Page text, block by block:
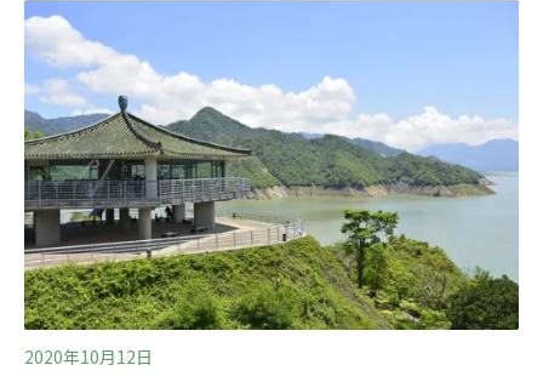
田圳路，因停止取水完全乾涸，其中的生物紛紛死亡。乾
渴的頭前溪流域 誰取走了水頭前溪是新竹地區的重要水
源，在水情穩定時期，新竹縣市每日所需的55萬噸自來
水，有大約50萬噸來自頭前溪流域，主要取水口包括上游
支流上坪溪的上坪堰，以及中下游的隆恩堰、湳雅取水
口。自來水公司表示，自2020年11月開始，隆恩堰的取水
量就比往常的每日20萬噸，平均少了5、6萬噸，現在要靠
水利署在頭前溪沿岸設置的17口備援水井，每日提供3.2萬
噸，才能勉強
2020年10月12日